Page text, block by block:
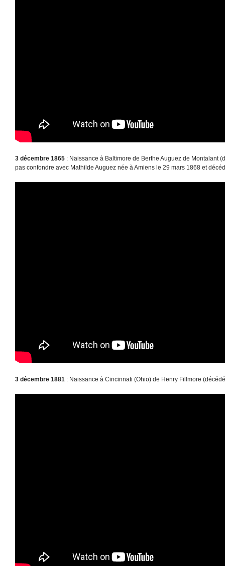
3 décembre 1865 : Naissance à Baltimore de Berthe Auguez de Montalant
pas confondre avec Mathilde Auguez née à Amiens le 29 mars 1868 et
3 décembre 1881 : Naissance à Cincinnati (Ohio) de Henry Fillmore